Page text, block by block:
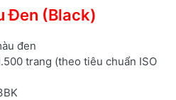
Đen (Black)
đen
trang (theo tiêu chuẩn ISO